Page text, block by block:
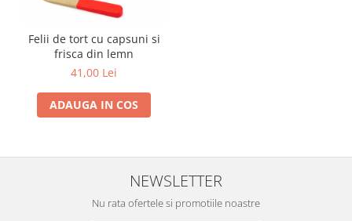
Felii de tort cu capsuni si
frisca din lemn
41,00 Lei
ADAUGA IN COS
NEWSLETTER
Nu rata ofertele si promotiile noastre